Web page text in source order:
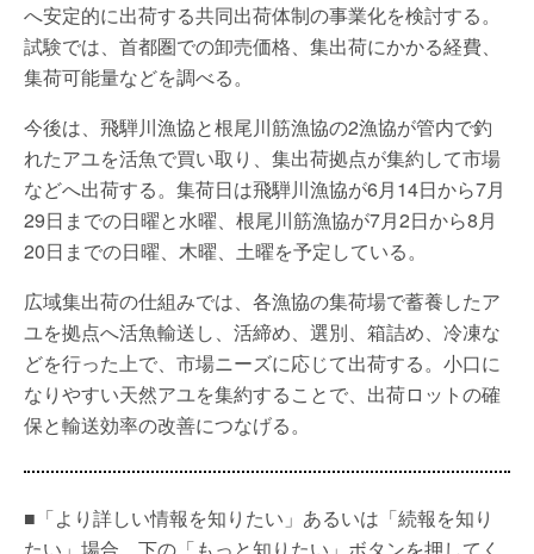
へ安定的に出荷する共同出荷体制の事業化を検討する。
試験では、首都圏での卸売価格、集出荷にかかる経費、
集荷可能量などを調べる。
今後は、飛騨川漁協と根尾川筋漁協の2漁協が管内で釣
れたアユを活魚で買い取り、集出荷拠点が集約して市場
などへ出荷する。集荷日は飛騨川漁協が6月14日から7月
29日までの日曜と水曜、根尾川筋漁協が7月2日から8月
20日までの日曜、木曜、土曜を予定している。
広域集出荷の仕組みでは、各漁協の集荷場で蓄養したア
ユを拠点へ活魚輸送し、活締め、選別、箱詰め、冷凍な
どを行った上で、市場ニーズに応じて出荷する。小口に
なりやすい天然アユを集約することで、出荷ロットの確
保と輸送効率の改善につなげる。
■「より詳しい情報を知りたい」あるいは「続報を知り